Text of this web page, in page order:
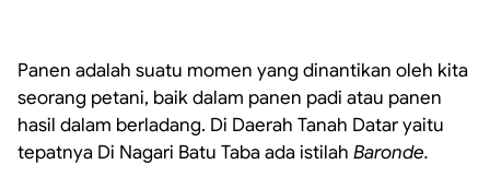
Panen adalah suatu momen yang dinantikan oleh kita
seorang petani, baik dalam panen padi atau panen
hasil dalam berladang. Di Daerah Tanah Datar yaitu
tepatnya Di Nagari Batu Taba ada istilah Baronde.